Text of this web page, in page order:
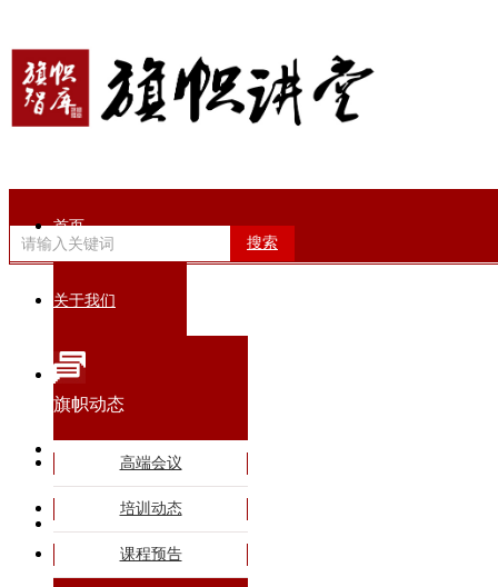
搜索
首页
关于我们
旗帜动态
智库专家
旗帜课程
旗帜动态
高端会议
培训动态
课程预告